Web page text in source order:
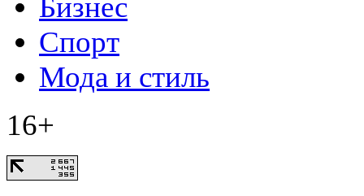
Бизнес
Спорт
Мода и стиль
16+